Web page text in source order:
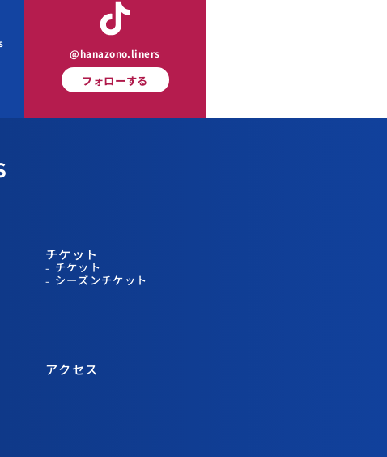
@hanazono.liners
フォローする
チケット
チケット
シーズンチケット
アクセス